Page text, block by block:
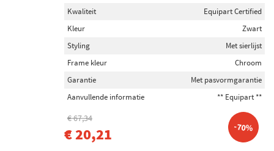
Kwaliteit
Equipart Certified
Kleur
Zwart
Styling
Met sierlijst
Frame kleur
Chroom
Garantie
Met pasvormgarantie
Aanvullende informatie
** Equipart **
€ 67,34
€ 20,21 -70%